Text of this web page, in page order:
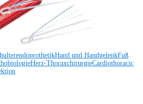
Hand und HandgelenkFuß
Herz-ThoraxchirurgieCardiothoracic